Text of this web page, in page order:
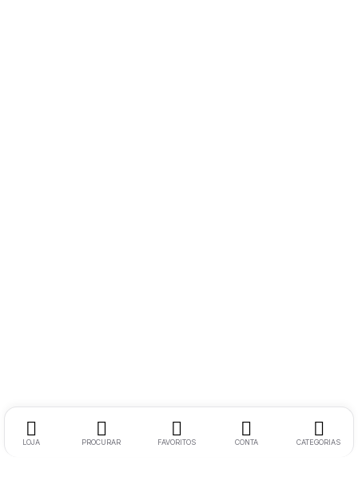
LOJA PROCURAR FAVORITOS CONTA CATEGORIAS